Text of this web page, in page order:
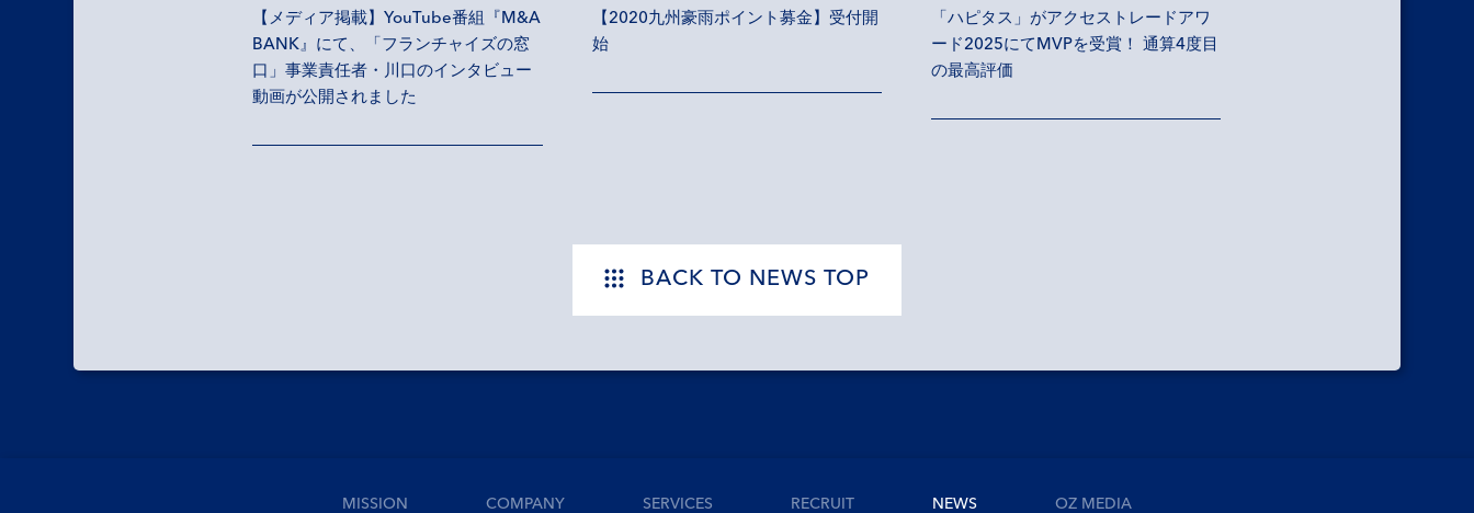
【メディア掲載】YouTube番組『M&A
BANK』にて、「フランチャイズの窓
口」事業責任者・川口のインタビュー
動画が公開されました
【2020九州豪雨ポイント募金】受付開
始
「ハピタス」がアクセストレードアワ
ード2025にてMVPを受賞！ 通算4度目
の最高評価
BACK TO NEWS TOP
MISSION COMPANY SERVICES RECRUIT NEWS OZ MEDIA